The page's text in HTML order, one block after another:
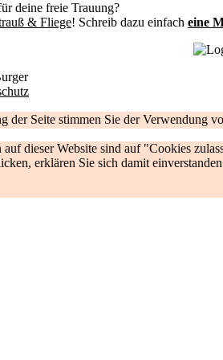
deine freie Trauung?
& Fliege! Schreib dazu einfach eine
der Seite stimmen Sie der Verwendung
dieser Website sind auf "Cookies
erklären Sie sich damit